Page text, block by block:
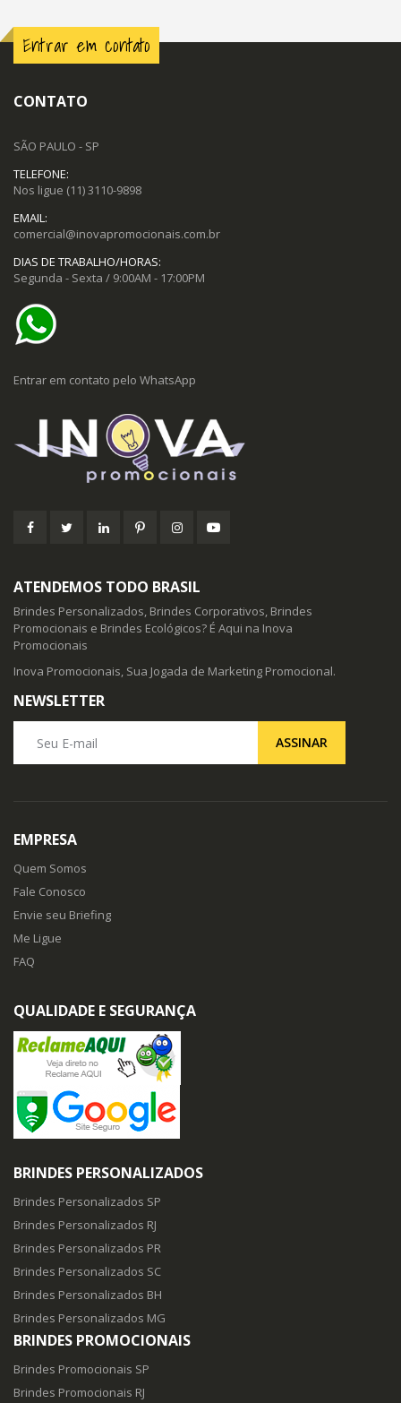
Entrar em contato
CONTATO
SÃO PAULO - SP
TELEFONE:
Nos ligue (11) 3110-9898
EMAIL:
comercial@inovapromocionais.com.br
DIAS DE TRABALHO/HORAS:
Segunda - Sexta / 9:00AM - 17:00PM
Entrar em contato pelo WhatsApp
ATENDEMOS TODO BRASIL
Brindes Personalizados, Brindes Corporativos, Brindes
Promocionais e Brindes Ecológicos? É Aqui na Inova
Promocionais
Inova Promocionais, Sua Jogada de Marketing Promocional.
NEWSLETTER
ASSINAR
EMPRESA
Quem Somos
Fale Conosco
Envie seu Briefing
Me Ligue
FAQ
QUALIDADE E SEGURANÇA
BRINDES PERSONALIZADOS
Brindes Personalizados SP
Brindes Personalizados RJ
Brindes Personalizados PR
Brindes Personalizados SC
Brindes Personalizados BH
Brindes Personalizados MG
BRINDES PROMOCIONAIS
Brindes Promocionais SP
Brindes Promocionais RJ